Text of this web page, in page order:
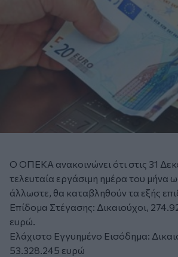
O ΟΠΕΚΑ ανακοινώνει ότι στις 31
τελευταία εργάσιμη ημέρα του μήνα
άλλωστε, θα καταβληθούν τα εξής
Επίδομα Στέγασης: Δικαιούχοι,
ευρώ.
Ελάχιστο Εγγυημένο Εισόδημα:
53.328.245 ευρώ